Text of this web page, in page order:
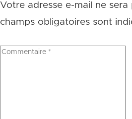
Votre adresse e-mail ne sera
champs obligatoires sont